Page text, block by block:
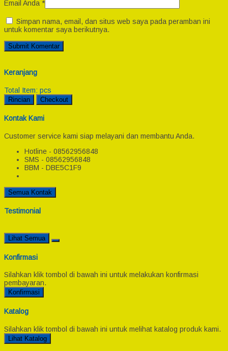
Email Anda *
Simpan nama, email, dan situs web saya pada peramban ini
untuk komentar saya berikutnya.
Keranjang
Total Item: pcs
Rincian Checkout
Kontak Kami
Customer service kami siap melayani dan membantu Anda.
Hotline - 08562956848
SMS - 08562956848
BBM - DBE5C1F9
Semua Kontak
Testimonial
Lihat Semua
Konfirmasi
Silahkan klik tombol di bawah ini untuk melakukan konfirmasi
pembayaran.
Konfirmasi
Katalog
Silahkan klik tombol di bawah ini untuk melihat katalog produk kami.
Lihat Katalog